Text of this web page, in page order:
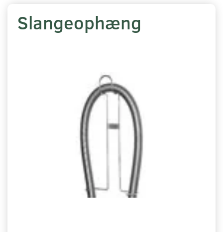
Slangeophæng